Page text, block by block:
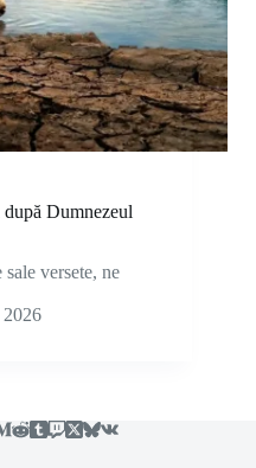
Dumnezeul
versete, ne
2026